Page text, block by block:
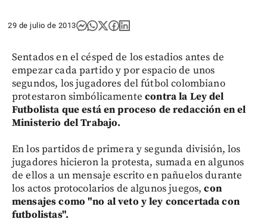
29 de julio de 2013
Sentados en el césped de los estadios antes de
empezar cada partido y por espacio de unos
segundos, los jugadores del fútbol colombiano
protestaron simbólicamentecontra la Ley del
Futbolista que está en proceso de redacción en el
Ministerio del Trabajo.
En los partidos de primera y segunda división, los
jugadores hicieron la protesta, sumada en algunos
de ellos a un mensaje escrito en pañuelos durante
los actos protocolarios de algunos juegos,con
mensajes como "no al veto y ley concertada con
futbolistas".